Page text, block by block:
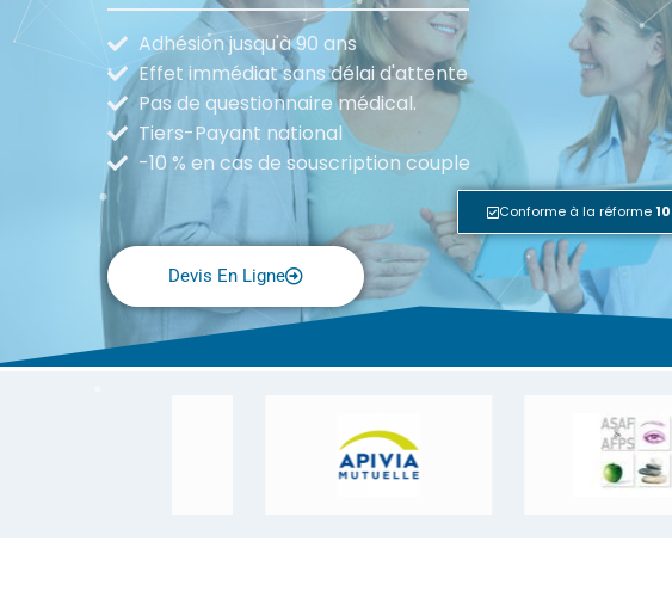
Adhésion jusqu'à 90 ans
Effet immédiat sans délai d'attente
Pas de questionnaire médical.
Tiers-Payant national
-10 % en cas de souscription couple
Conforme à la réforme
Devis En Ligne